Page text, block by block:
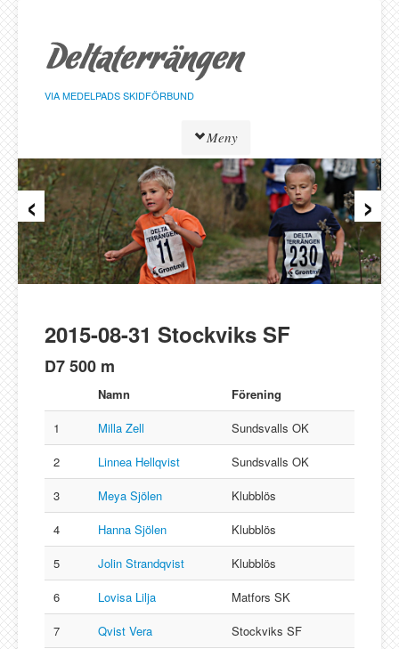
sidans
innehåll
VIA MEDELPADS SKIDFÖRBUND
Meny
Tävlingar
Resultat
Löpare
Klasser
Föreningar
Bergeforsen SK
IF Strategen
Lucksta IF
Matfors SK
Njurunda SK
Stockviks SF
Sundsvalls OK
Gästbok
‹ ›
2015-08-31 Stockviks SF
D7 500 m
Namn
Förening
1
Milla Zell
Sundsvalls OK
2
Linnea Hellqvist
Sundsvalls OK
3
Meya Sjölen
Klubblös
4
Hanna Sjölen
Klubblös
5
Jolin Strandqvist
Klubblös
6
Lovisa Lilja
Matfors SK
7
Qvist Vera
Stockviks SF